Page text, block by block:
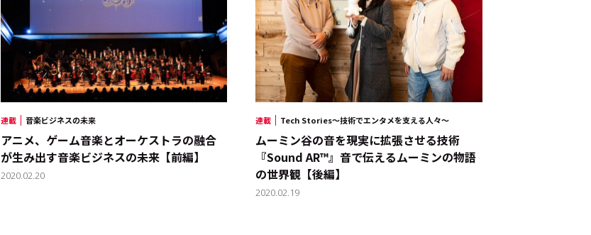
連載 音楽ビジネスの未来
アニメ、ゲーム音楽とオーケストラの融合
が生み出す音楽ビジネスの未来【前編】
2020.02.20
連載 Tech Stories～技術でエンタメを支える人々～
ムーミン谷の音を現実に拡張させる技術
『Sound AR™』――音で伝えるムーミンの物語
の世界観【後編】
2020.02.19